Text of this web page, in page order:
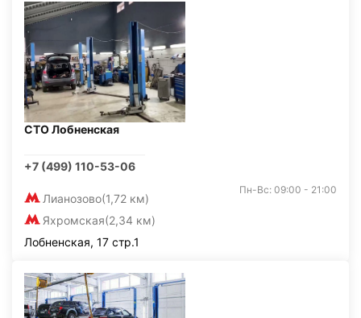
СТО Лобненская
+7 (499) 110-53-06
Лианозово(1,72 км)
Яхромская(2,34 км)
Пн-Вс: 09:00 - 21:00
Лобненская, 17 стр.1